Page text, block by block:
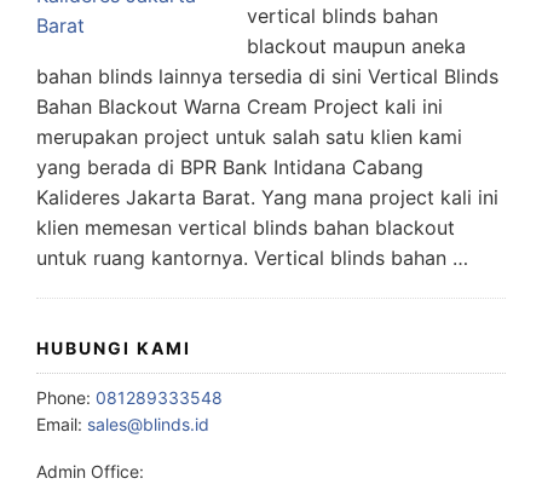
vertical blinds bahan
blackout maupun aneka
bahan blinds lainnya tersedia di sini Vertical Blinds
Bahan Blackout Warna Cream Project kali ini
merupakan project untuk salah satu klien kami
yang berada di BPR Bank Intidana Cabang
Kalideres Jakarta Barat. Yang mana project kali ini
klien memesan vertical blinds bahan blackout
untuk ruang kantornya. Vertical blinds bahan …
HUBUNGI KAMI
Phone: 081289333548
Email: sales@blinds.id
Admin Office: